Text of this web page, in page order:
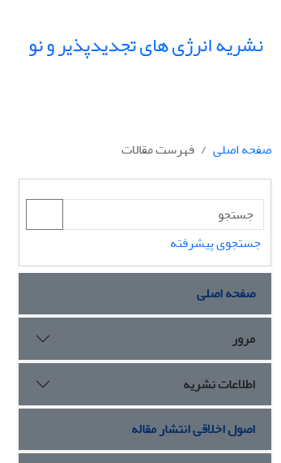
نشریه انرژی های تجدیدپذیر و نو
صفحه اصلی
فهرست مقالات
جستجوی پیشرفته
صفحه اصلی
مرور
اطلاعات نشریه
اصول اخلاقی انتشار مقاله